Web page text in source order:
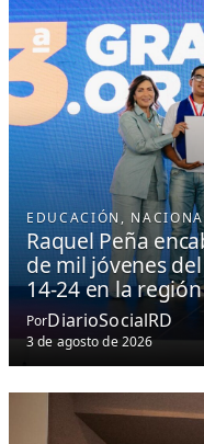
EDUCACIÓN ,
Raquel Peña
de mil jóvenes
14-24 en la
PorDiarioSocialRD
3 de agosto de 2026